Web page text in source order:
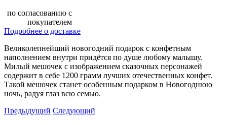
по согласованию с
покупателем
Подробнее о доставке
Великолепнейший новогодний подарок с конфетным
наполнением внутри придётся по душе любому малышу.
Милый мешочек с изображением сказочных персонажей
содержит в себе 1200 грамм лучших отечественных конфет.
Такой мешочек станет особенным подарком в Новогоднюю
ночь, радуя глаз всю семью.
Предыдущий Следующий